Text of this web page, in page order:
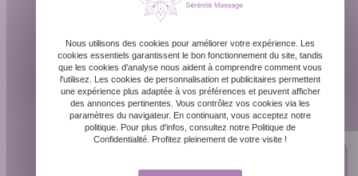
contact@amandinemassage.fr
Horaires
Lundi - Dimanche : 8h - 20h
Nous utilisons des cookies pour améliorer votre expérience. Les
cookies essentiels garantissent le bon fonctionnement du site, tandis
que les cookies d'analyse nous aident à comprendre comment vous
l'utilisez. Les cookies de personnalisation et publicitaires permettent
une expérience plus adaptée à vos préférences et peuvent afficher
des annonces pertinentes. Vous contrôlez vos cookies via les
paramètres du navigateur. En continuant, vous acceptez notre
politique. Pour plus d'infos, consultez notre Politique de
Confidentialité. Profitez pleinement de votre visite !